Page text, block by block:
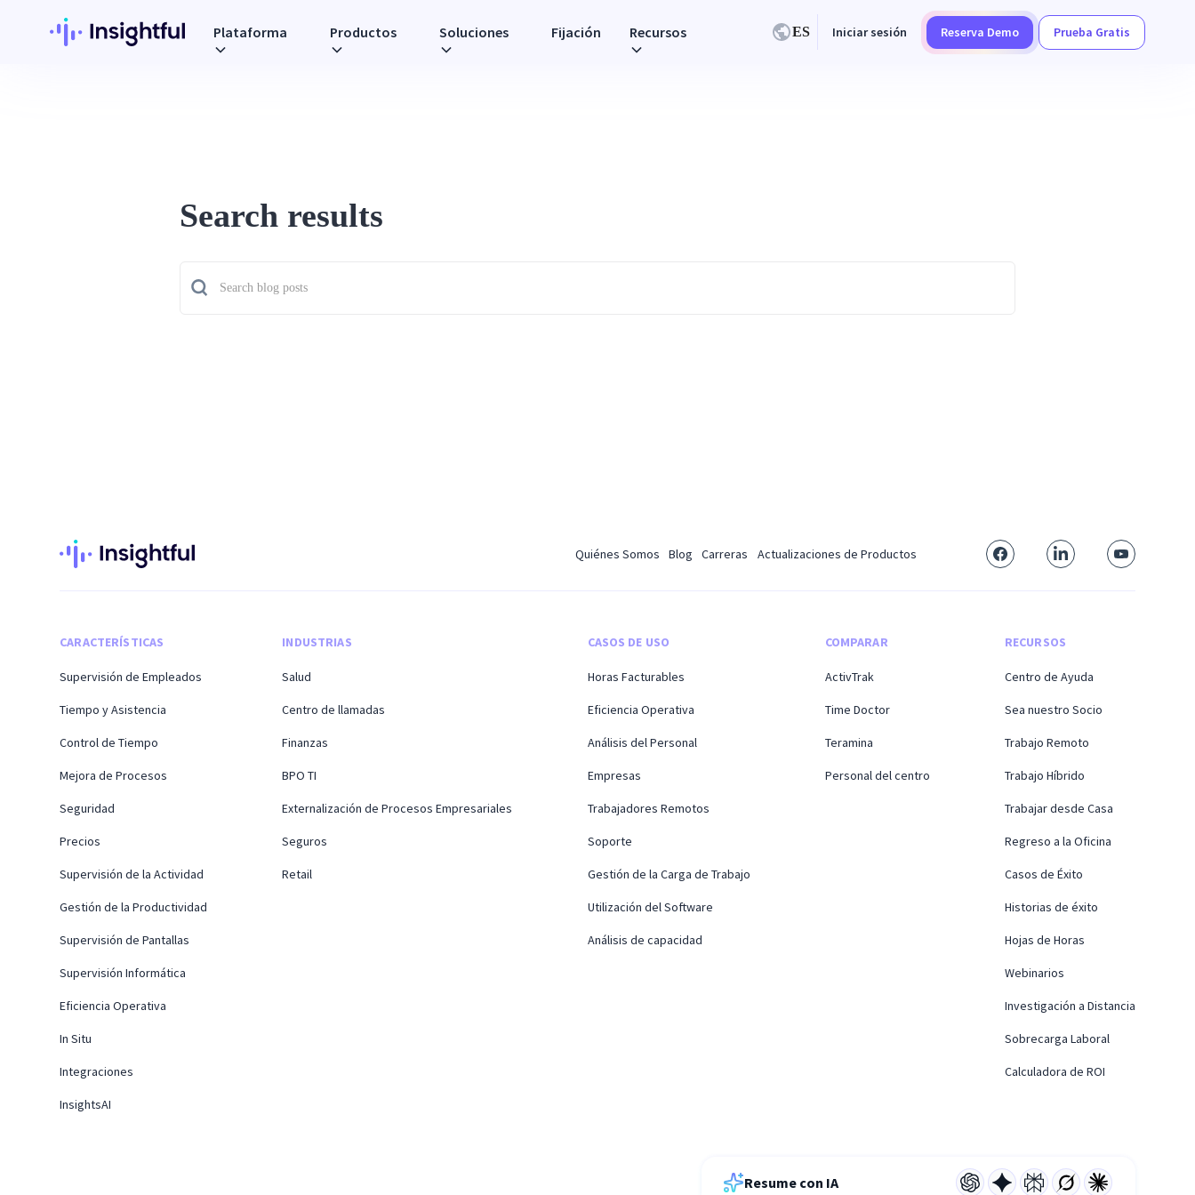
Plataforma Productos Soluciones Fijación Recursos ES Iniciar sesión Reserva Demo Prueba Gratis
Search results
Quiénes Somos Blog Carreras Actualizaciones de Productos
CARACTERÍSTICAS
Supervisión de Empleados
Tiempo y Asistencia
Control de Tiempo
Mejora de Procesos
Seguridad
Precios
Supervisión de la Actividad
Gestión de la Productividad
Supervisión de Pantallas
Supervisión Informática
Eficiencia Operativa
In Situ
Integraciones
InsightsAI
INDUSTRIAS
Salud
Centro de llamadas
Finanzas
BPO TI
Externalización de Procesos Empresariales
Seguros
Retail
CASOS DE USO
Horas Facturables
Eficiencia Operativa
Análisis del Personal
Empresas
Trabajadores Remotos
Soporte
Gestión de la Carga de Trabajo
Utilización del Software
Análisis de capacidad
COMPARAR
ActivTrak
Time Doctor
Teramina
Personal del centro
RECURSOS
Centro de Ayuda
Sea nuestro Socio
Trabajo Remoto
Trabajo Híbrido
Trabajar desde Casa
Regreso a la Oficina
Casos de Éxito
Historias de éxito
Hojas de Horas
Webinarios
Investigación a Distancia
Sobrecarga Laboral
Calculadora de ROI
Resume con IA